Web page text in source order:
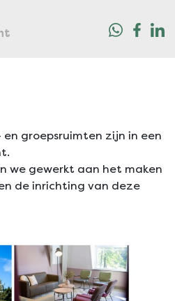
groepsruimten zijn in een
we gewerkt aan het maken
de inrichting van deze